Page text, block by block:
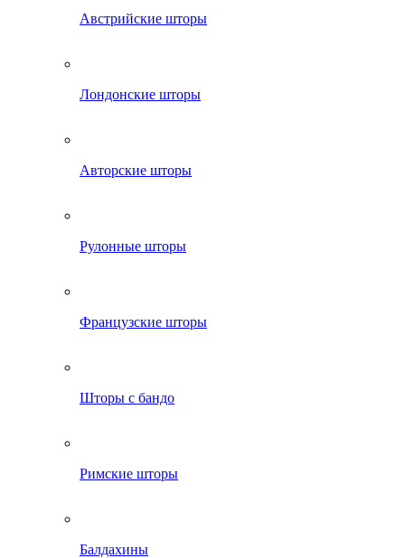
Австрийские шторы
Лондонские шторы
Авторские шторы
Рулонные шторы
Французские шторы
Шторы с бандо
Римские шторы
Балдахины